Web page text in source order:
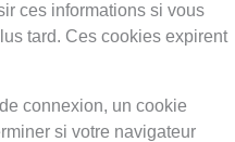
ces informations si vous
tard. Ces cookies expirent
connexion, un cookie
si votre navigateur